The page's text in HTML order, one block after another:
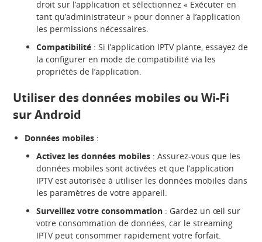
droit sur l’application et sélectionnez « Exécuter en
tant qu’administrateur » pour donner à l’application
les permissions nécessaires.
Compatibilité : Si l’application IPTV plante, essayez de
la configurer en mode de compatibilité via les
propriétés de l’application.
Utiliser des données mobiles ou Wi-Fi
sur Android
Données mobiles :
Activez les données mobiles : Assurez-vous que les
données mobiles sont activées et que l’application
IPTV est autorisée à utiliser les données mobiles dans
les paramètres de votre appareil.
Surveillez votre consommation : Gardez un œil sur
votre consommation de données, car le streaming
IPTV peut consommer rapidement votre forfait.